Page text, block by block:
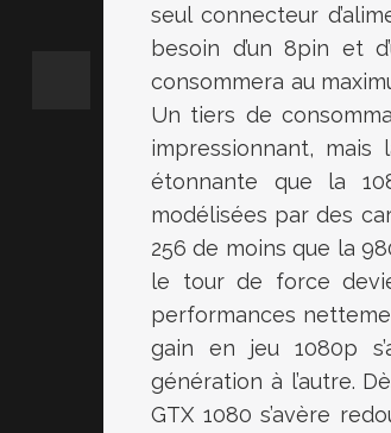
seul connecteur
besoin d’un 8pin et
consommera au
Un tiers de
impressionnant,
étonnante que la
modélisées par des
256 de moins que la
le tour de force
performances
gain en jeu 1080p
génération à l’autre.
GTX 1080 s’avère